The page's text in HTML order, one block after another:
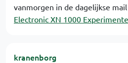
vanmorgen in de dagelijkse mail
Electronic XN 1000
kranenborg